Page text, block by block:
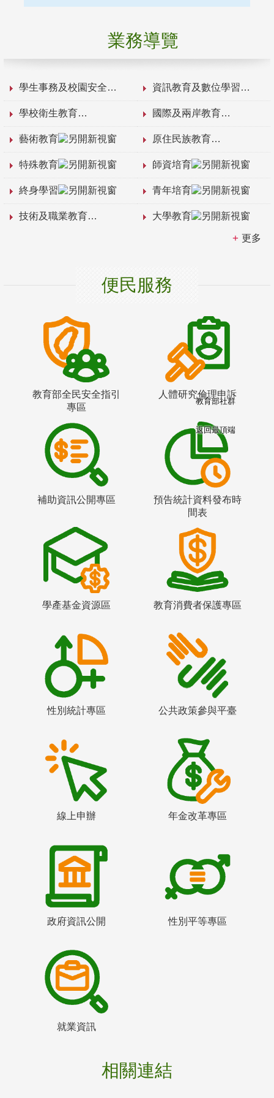
業務導覽
學生事務及校園安全 資訊教育及數位學習
學校衛生教育 國際及兩岸教育
藝術教育 原住民族教育
特殊教育 師資培育
終身學習 青年培育
技術及職業教育 大學教育
更多
便民服務
教育部全民安全指引
專區
人體研究倫理申訴
補助資訊公開專區
預告統計資料發布時
間表
學產基金資源區 教育消費者保護專區
性別統計專區 公共政策參與平臺
線上申辦 年金改革專區
政府資訊公開 性別平等專區
就業資訊
相關連結
教育部社群
返回最頂端